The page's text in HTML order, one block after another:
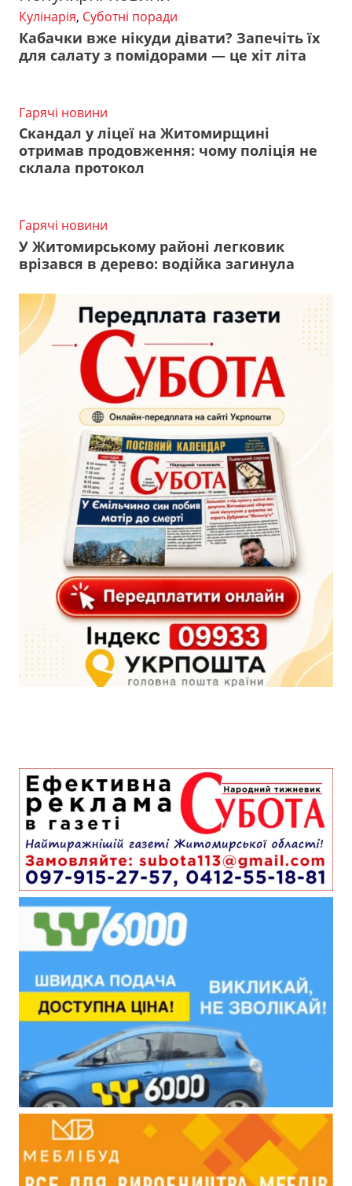
Кулінарія, Суботні поради
Кабачки вже нікуди дівати? Запечіть їх
для салату з помідорами — це хіт літа
Гарячі новини
Скандал у ліцеї на Житомирщині
отримав продовження: чому поліція не
склала протокол
Гарячі новини
У Житомирському районі легковик
врізався в дерево: водійка загинула